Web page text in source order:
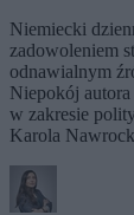
Niemiecki
zadowoleniem
odnawialnym
Niepokój
w zakresie
Karola